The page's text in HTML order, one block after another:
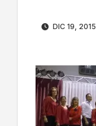
DIC 19, 2015